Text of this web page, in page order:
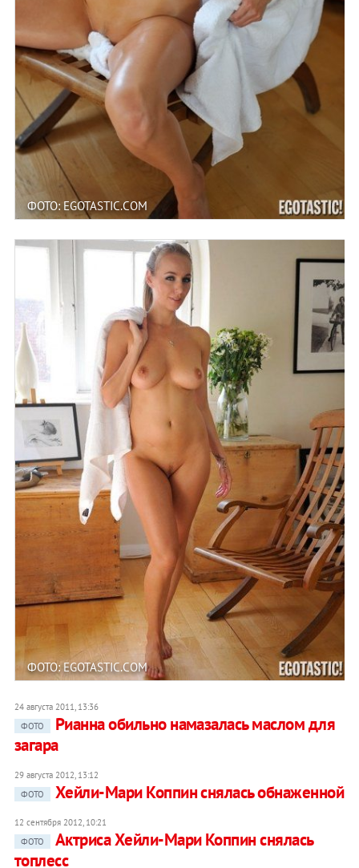
ФОТО: EGOTASTIC.COM
ФОТО: EGOTASTIC.COM
24 августа 2011, 13:36
ФОТО
Рианна обильно намазалась маслом для
загара
29 августа 2012, 13:12
ФОТО
Хейли-Мари Коппин снялась обнаженной
12 сентября 2012, 10:21
ФОТО
Актриса Хейли-Мари Коппин снялась
топлесс